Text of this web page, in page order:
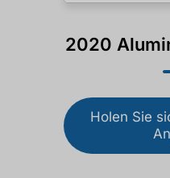
2020
Holen Sie